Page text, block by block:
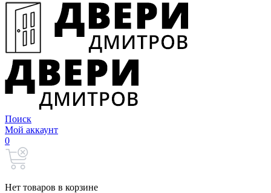
Поиск
Мой аккаунт
0
Нет товаров в корзине